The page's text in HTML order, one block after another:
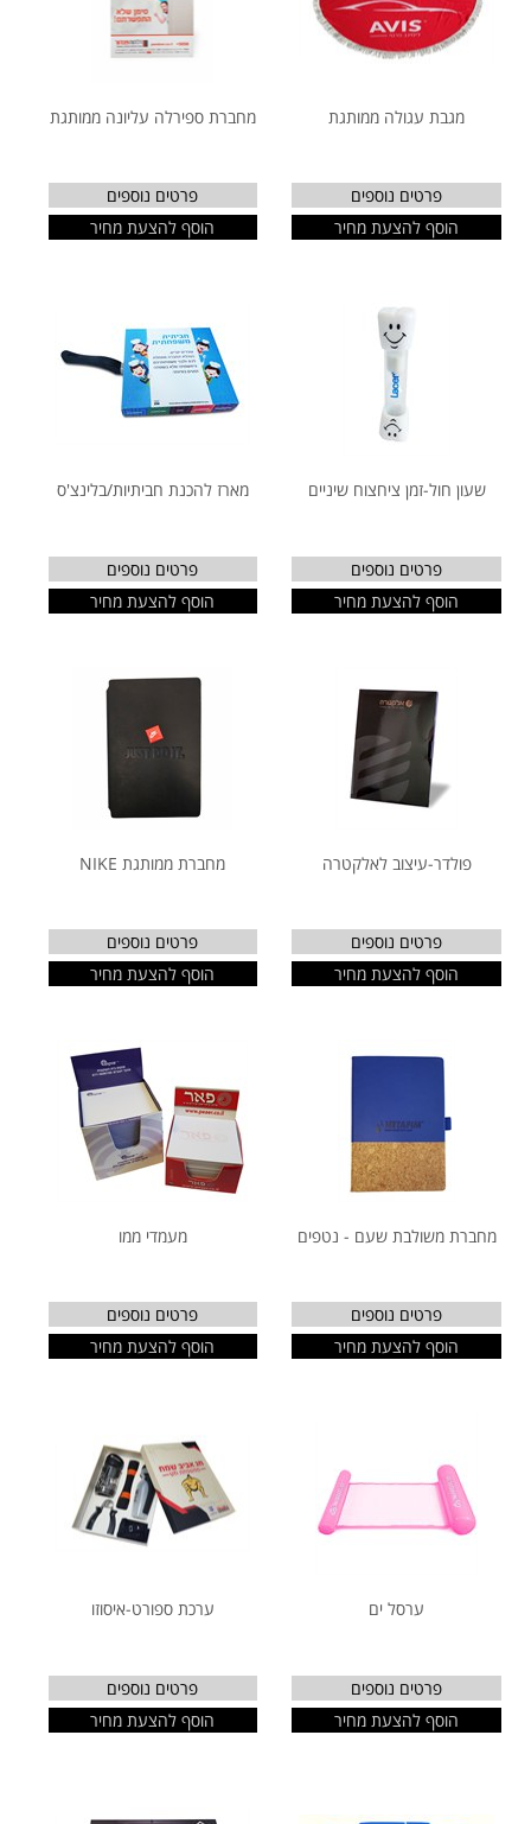
מגבת עגולה ממותגת
פרטים נוספים
הוסף להצעת מחיר
מחברת ספירלה עליונה ממותגת
פרטים נוספים
הוסף להצעת מחיר
שעון חול-זמן ציחצוח שיניים
פרטים נוספים
הוסף להצעת מחיר
מארז להכנת חביתיות/בלינצ'ס
פרטים נוספים
הוסף להצעת מחיר
פולדר-עיצוב לאלקטרה
פרטים נוספים
הוסף להצעת מחיר
מחברת ממותגת NIKE
פרטים נוספים
הוסף להצעת מחיר
מחברת משולבת שעם - נטפים
פרטים נוספים
הוסף להצעת מחיר
מעמדי ממו
פרטים נוספים
הוסף להצעת מחיר
ערסל ים
פרטים נוספים
הוסף להצעת מחיר
ערכת ספורט-איסוזו
פרטים נוספים
הוסף להצעת מחיר